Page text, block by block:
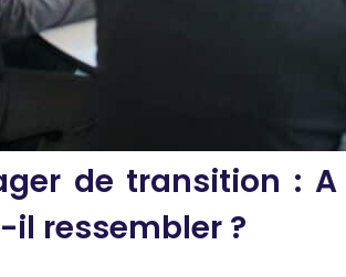
de transition : A
ressembler ?